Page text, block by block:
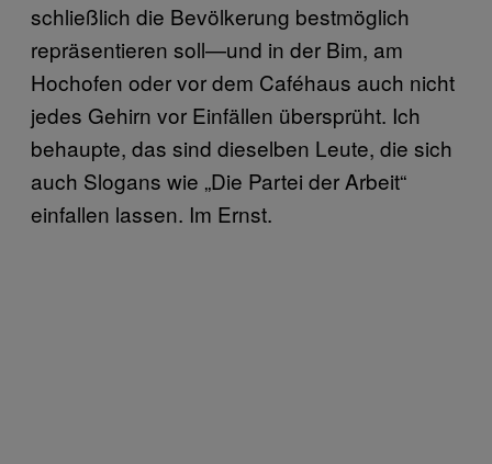
schließlich die Bevölkerung bestmöglich
repräsentieren soll—und in der Bim, am
Hochofen oder vor dem Caféhaus auch nicht
jedes Gehirn vor Einfällen übersprüht. Ich
behaupte, das sind dieselben Leute, die sich
auch Slogans wie „Die Partei der Arbeit“
einfallen lassen. Im Ernst.